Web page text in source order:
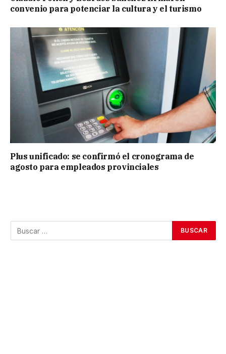
convenio para potenciar la cultura y el turismo
Plus unificado: se confirmó el cronograma de
agosto para empleados provinciales